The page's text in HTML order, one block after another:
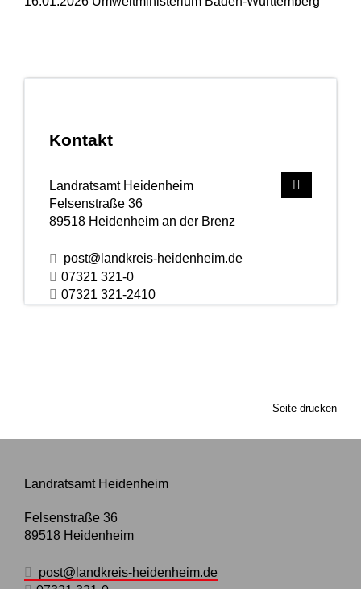
Kontakt
Landratsamt Heidenheim
Felsenstraße 36
89518 Heidenheim an der Brenz
post@landkreis-heidenheim.de
07321 321-0
07321 321-2410
Seite drucken
Landratsamt Heidenheim
Felsenstraße 36
89518 Heidenheim
post@landkreis-heidenheim.de